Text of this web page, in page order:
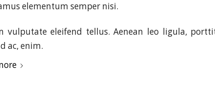
elementum semper nisi.
vulputate eleifend tellus. Aenean leo ligula,
ac, enim.